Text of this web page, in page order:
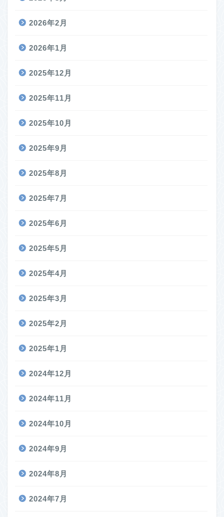
2026年2月
2026年1月
2025年12月
2025年11月
2025年10月
2025年9月
2025年8月
2025年7月
2025年6月
2025年5月
2025年4月
2025年3月
2025年2月
2025年1月
2024年12月
2024年11月
2024年10月
2024年9月
2024年8月
2024年7月